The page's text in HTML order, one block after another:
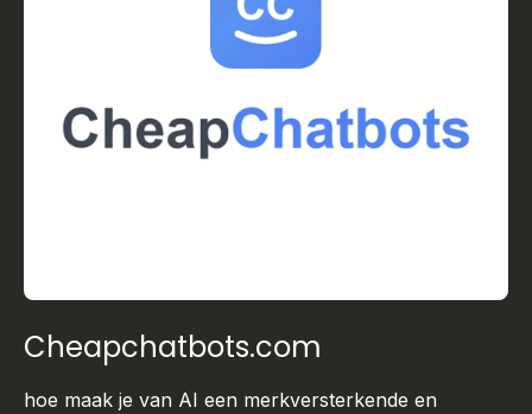
Cheapchatbots.com
hoe maak je van AI een merkversterkende en